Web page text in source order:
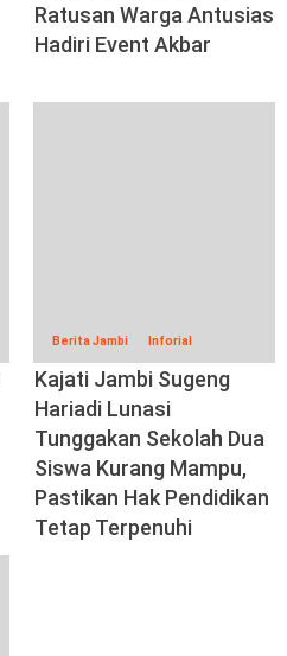
Ratusan Warga Antusias
Hadiri Event Akbar
Berita Jambi Inforial
Kajati Jambi Sugeng
Hariadi Lunasi
Tunggakan Sekolah Dua
Siswa Kurang Mampu,
Pastikan Hak Pendidikan
Tetap Terpenuhi